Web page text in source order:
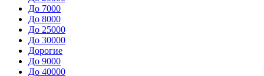
До 7000
До 8000
До 25000
До 30000
Дорогие
До 9000
До 40000